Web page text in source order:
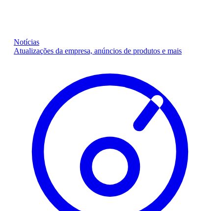
Notícias
Atualizações da empresa, anúncios de produtos e mais